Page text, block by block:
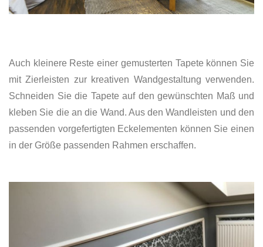
Auch kleinere Reste einer gemusterten Tapete können Sie
mit Zierleisten zur kreativen Wandgestaltung verwenden.
Schneiden Sie die Tapete auf den gewünschten Maß und
kleben Sie die an die Wand. Aus den Wandleisten und den
passenden vorgefertigten Eckelementen können Sie einen
in der Größe passenden Rahmen erschaffen.